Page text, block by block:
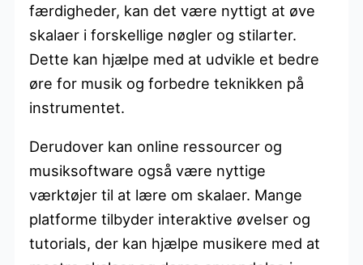
færdigheder, kan det være nyttigt at øve
skalaer i forskellige nøgler og stilarter.
Dette kan hjælpe med at udvikle et bedre
øre for musik og forbedre teknikken på
instrumentet.
Derudover kan online ressourcer og
musiksoftware også være nyttige
værktøjer til at lære om skalaer. Mange
platforme tilbyder interaktive øvelser og
tutorials, der kan hjælpe musikere med at